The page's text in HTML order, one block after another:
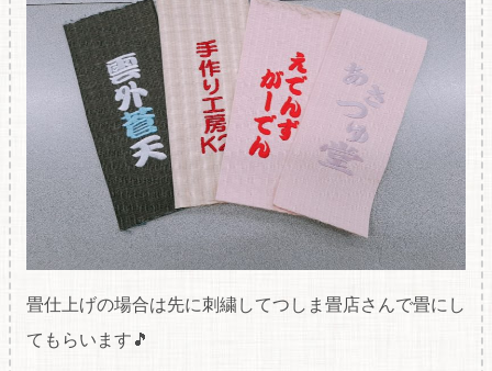
畳仕上げの場合は先に刺繍してつしま畳店さんで畳にし
てもらいます🎵